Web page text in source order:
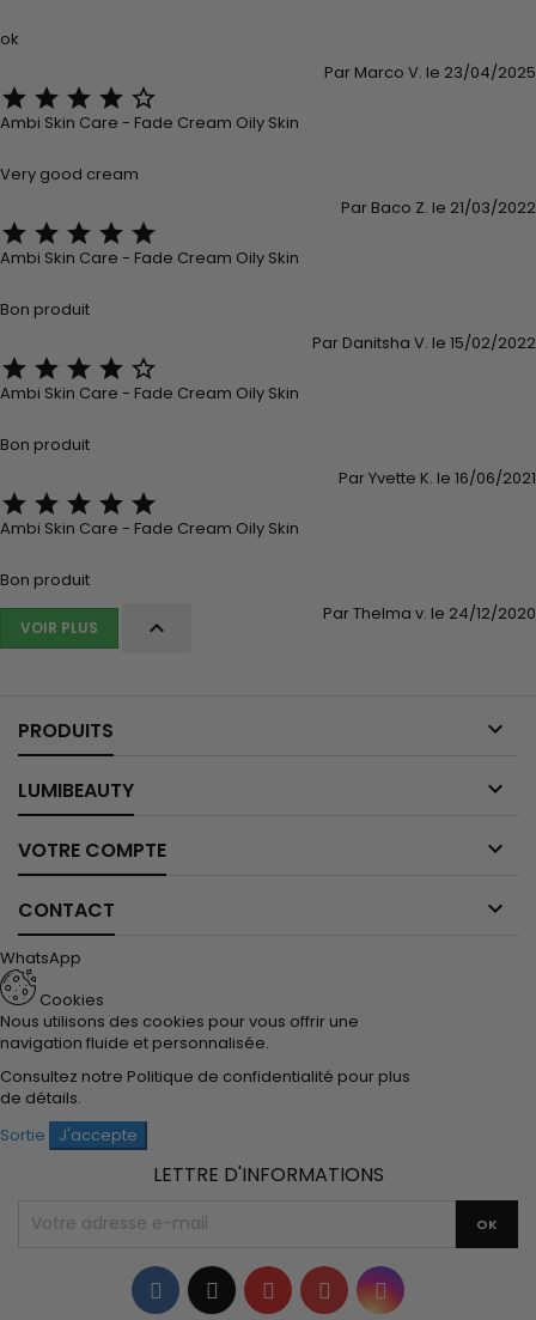
ok
Par Marco V. le 23/04/2025
    
Ambi Skin Care - Fade Cream Oily Skin
Very good cream
Par Baco Z. le 21/03/2022
    
Ambi Skin Care - Fade Cream Oily Skin
Bon produit
Par Danitsha V. le 15/02/2022
    
Ambi Skin Care - Fade Cream Oily Skin
Bon produit
Par Yvette K. le 16/06/2021
    
Ambi Skin Care - Fade Cream Oily Skin
Bon produit
Par Thelma v. le 24/12/2020
VOIR PLUS 
PRODUITS 
LUMIBEAUTY 
VOTRE COMPTE 
CONTACT 
WhatsApp
Cookies
Nous utilisons des cookies pour vous offrir une
navigation fluide et personnalisée.
Consultez notre Politique de confidentialité pour plus
de détails.
Sortie
J'accepte
LETTRE D'INFORMATIONS
Facebook
TwitterYouTubePinterestInstagram